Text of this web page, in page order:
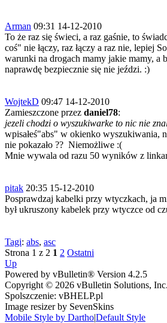
Arman 09:31 14-12-2010
To że raz się świeci, a raz gaśnie, to
coś" nie łączy, raz łączy a raz nie, lepiej
warunki na drogach mamy jakie mamy, a
naprawdę bezpiecznie się nie jeździ. :)
WojtekD 09:47 14-12-2010
Zamieszczone przez daniel78:
jezeli chodzi o wyszukiwarke to nic nie
wpisałeś"abs" w okienko wyszukiwania,
nie pokazało ?? Niemożliwe :(
Mnie wywala od razu 50 wyników z
pitak 20:35 15-12-2010
Posprawdzaj kabelki przy wtyczkach, ja
był ukruszony kabelek przy wtyczce od
Tagi: abs, asc
Strona 1 z 2 1 2 Ostatni
Up
Powered by vBulletin® Version 4.2.5
Copyright © 2026 vBulletin Solutions,
Spolszczenie: vBHELP.pl
Image resizer by SevenSkins
Mobile Style by Dartho|Default Style